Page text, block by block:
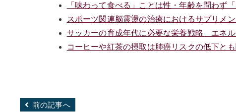
「味わって食べる」ことは性・年齢を問わ
スポーツ関連脳震盪の治療におけるサプリ
サッカーの育成年代に必要な栄養戦略 エネ
コーヒーや紅茶の摂取は肺癌リスクの低下と
前の記事へ